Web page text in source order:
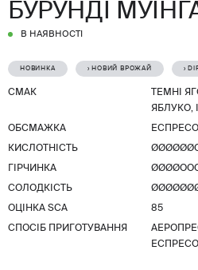
БУРУНДІ
В НАЯВНОСТІ
НОВИНКА › НОВИЙ ВРОЖАЙ ›
СМАК
ТЕМНІ
ЯБЛУКО,
ОБСМАЖКА
КИСЛОТНІСТЬ
ГІРЧИНКА
СОЛОДКІСТЬ
ОЦІНКА SCA 85
СПОСІБ ПРИГОТУВАННЯ
ЕСПРЕСО